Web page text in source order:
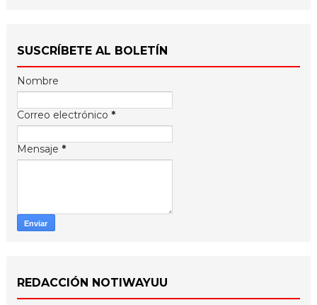
SUSCRÍBETE AL BOLETÍN
Nombre
Correo electrónico *
Mensaje *
REDACCIÓN NOTIWAYUU